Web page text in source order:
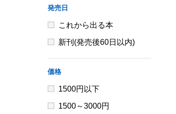
発売日
これから出る本
新刊(発売後60日以内)
価格
1500円以下
1500～3000円